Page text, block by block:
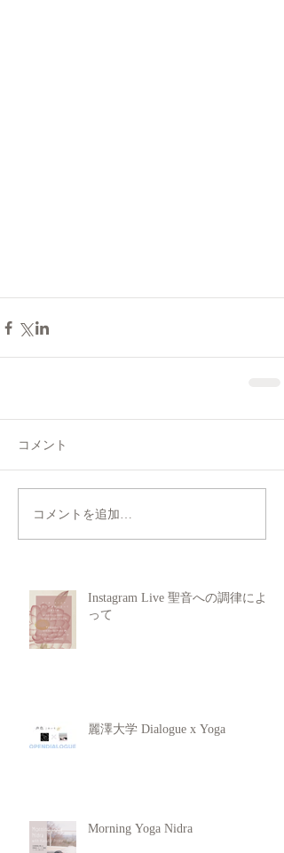
コメント
コメントを追加…
Instagram Live 聖音への調律によ
って
麗澤大学 Dialogue x Yoga
Morning Yoga Nidra